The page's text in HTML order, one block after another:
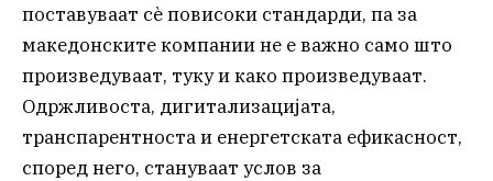
поставуваат сè повисоки стандарди, па за
македонските компании не е важно само што
произведуваат, туку и како произведуваат.
Одржливоста, дигитализацијата,
транспарентноста и енергетската ефикасност,
според него, стануваат услов за